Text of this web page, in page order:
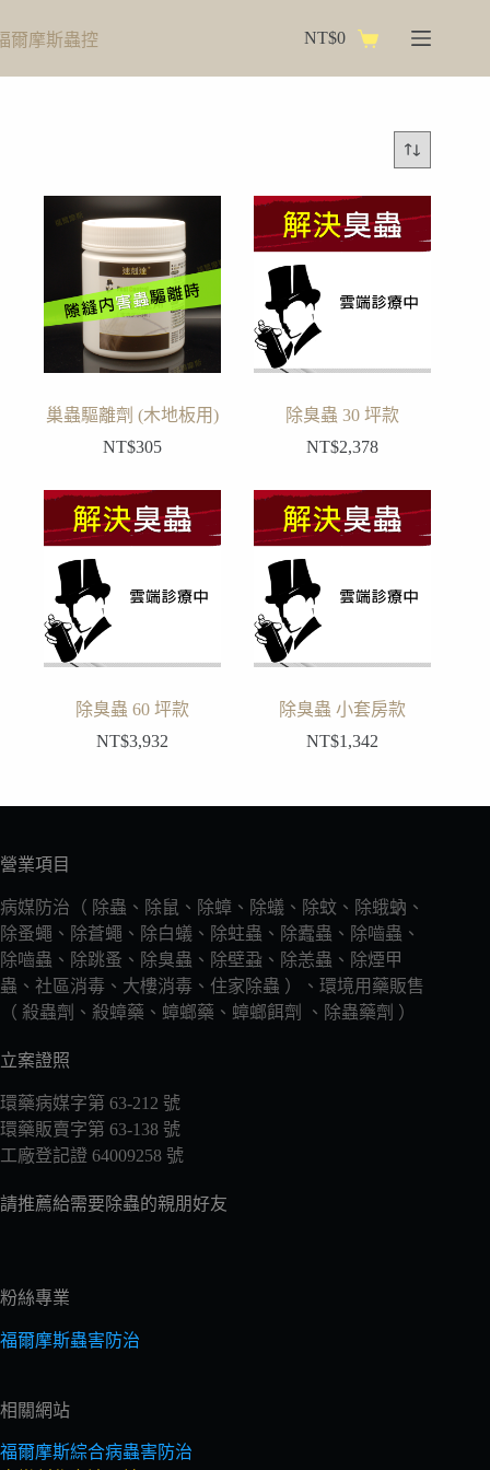
至爾摩斯蟲控
物
NT$0
巢蟲驅離劑 (木地板用)
NT$305
除臭蟲 30 坪款
NT$2,378
除臭蟲 60 坪款
NT$3,932
除臭蟲 小套房款
NT$1,342
營業項目
病媒防治（ 除蟲、除鼠、除蟑、除蟻、除蚊、除蛾蚋、
除蚤蠅、除蒼蠅、除白蟻、除蛀蟲、除蠹蟲、除嚙蟲、
除嚙蟲、除跳蚤、除臭蟲、除壁蝨、除恙蟲、除煙甲
蟲、社區消毒、大樓消毒、住家除蟲 ）、環境用藥販售
（ 殺蟲劑、殺蟑藥、蟑螂藥、蟑螂餌劑 、除蟲藥劑 ）
立案證照
環藥病媒字第 63-212 號
環藥販賣字第 63-138 號
工廠登記證 64009258 號
請推薦給需要除蟲的親朋好友
粉絲專業
福爾摩斯蟲害防治
相關網站
福爾摩斯綜合病蟲害防治